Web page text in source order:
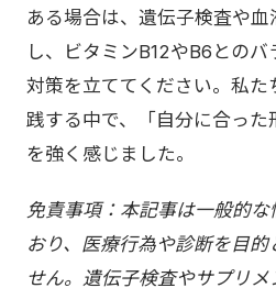
ある場合は、遺伝子検査や
し、ビタミンB12やB6との
対策を立ててください。私た
践する中で、「自分に合っ
を強く感じました。
免責事項：本記事は一般的
おり、医療行為や診断を目
せん。遺伝子検査やサプリ